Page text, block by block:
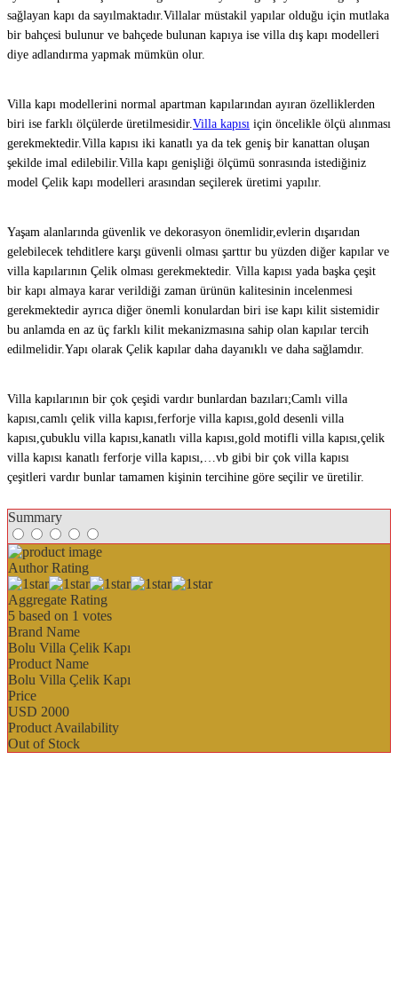
sağlayan kapı da sayılmaktadır.Villalar müstakil yapılar olduğu için mutlaka
bir bahçesi bulunur ve bahçede bulunan kapıya ise villa dış kapı modelleri
diye adlandırma yapmak mümkün olur.
Villa kapı modellerini normal apartman kapılarından ayıran özelliklerden
biri ise farklı ölçülerde üretilmesidir.Villa kapısı için öncelikle ölçü alınması
gerekmektedir.Villa kapısı iki kanatlı ya da tek geniş bir kanattan oluşan
şekilde imal edilebilir.Villa kapı genişliği ölçümü sonrasında istediğiniz
model Çelik kapı modelleri arasından seçilerek üretimi yapılır.
Yaşam alanlarında güvenlik ve dekorasyon önemlidir,evlerin dışarıdan
gelebilecek tehditlere karşı güvenli olması şarttır bu yüzden diğer kapılar ve
villa kapılarının Çelik olması gerekmektedir. Villa kapısı yada başka çeşit
bir kapı almaya karar verildiği zaman ürünün kalitesinin incelenmesi
gerekmektedir ayrıca diğer önemli konulardan biri ise kapı kilit sistemidir
bu anlamda en az üç farklı kilit mekanizmasına sahip olan kapılar tercih
edilmelidir.Yapı olarak Çelik kapılar daha dayanıklı ve daha sağlamdır.
Villa kapılarının bir çok çeşidi vardır bunlardan bazıları;Camlı villa
kapısı,camlı çelik villa kapısı,ferforje villa kapısı,gold desenli villa
kapısı,çubuklu villa kapısı,kanatlı villa kapısı,gold motifli villa kapısı,çelik
villa kapısı kanatlı ferforje villa kapısı,…vb gibi bir çok villa kapısı
çeşitleri vardır bunlar tamamen kişinin tercihine göre seçilir ve üretilir.
Summary
Author Rating
Aggregate Rating
5 based on 1 votes
Brand Name
Bolu Villa Çelik Kapı
Product Name
Bolu Villa Çelik Kapı
Price
USD 2000
Product Availability
Out of Stock